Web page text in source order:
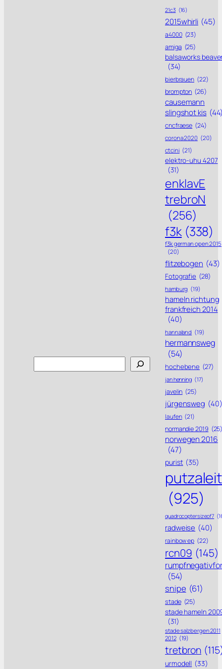
21c3 (16)
2015whirli (45)
a4000 (23)
amiga (25)
balsaworks
(34)
bierbrauen (22)
brompton (26)
causemann
slingshot kis
cncfraese (24)
corona 2020 (20)
ctcini (21)
elektro-uhu 4207
(31)
enklavE
trebroN
(256)
f3k (338)
f3k german open 2015
(20)
flitzebogen (43)
Fotografie (28)
hamburg (19)
hameln richtung
frankfreich 2014
(40)
hannaland (19)
hermannsweg
(54)
hochebene (27)
jan henning (17)
javelin (25)
jürgensweg (40)
laufen (21)
normandie 2019
norwegen 2016
(47)
purist (35)
putzaleit
(925)
quadrocoptersizeof7
radweise (40)
rainbow ep (22)
rcn09 (145)
(54)
snipe (61)
stade (25)
stade hameln
(31)
stade salzbergen 2011
2012 (19)
tretbron
urmodell (33)